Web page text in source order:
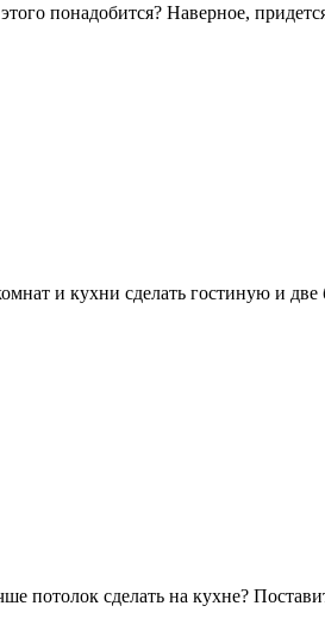
понадобится? Наверное,
и кухни сделать гостиную и
потолок сделать на кухне?